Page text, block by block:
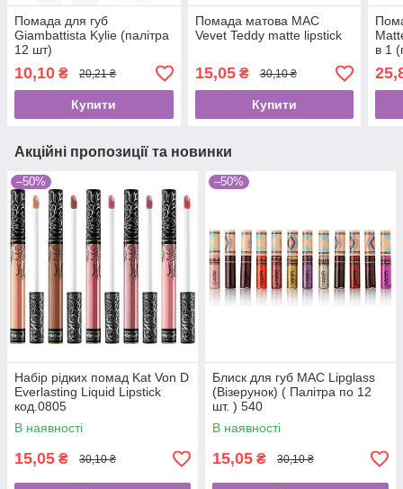
Помада для губ
Giambattista Kylie (палітра
12 шт)
10,10 ₴ 20,21 ₴
Купити
Помада матова MAC
Vevet Teddy matte lipstick
15,05₴ 30,10 ₴
Купити
в 1
Акційні пропозиції та новинки
–50%
Набір рідких помад Kat Von D
Everlasting Liquid Lipstick
код.0805
В наявності
15,05 ₴ 30,10 ₴
–50%
Блиск для губ МАС Lipglass
(Візерунок) ( Палітра по 12
шт. ) 540
В наявності
15,05 ₴ 30,10 ₴